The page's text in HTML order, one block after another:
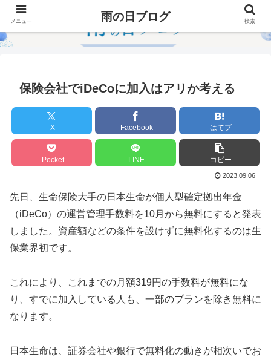
保険会社でiDeCoに加入はアリか考える
X Facebook はてブ
Pocket LINE コピー
2023.09.06
先日、生命保険大手の日本生命が個人型確定拠出年金
（iDeCo）の運営管理手数料を10月から無料にすると発表
しました。資産額などの条件を設けずに無料化するのは生
保業界初です。
これにより、これまでの月額319円の手数料が無料にな
り、すでに加入している人も、一部のプランを除き無料に
なります。
日本生命は、証券会社や銀行で無料化の動きが相次いでお
メニュー 雨の日ブログ 検索